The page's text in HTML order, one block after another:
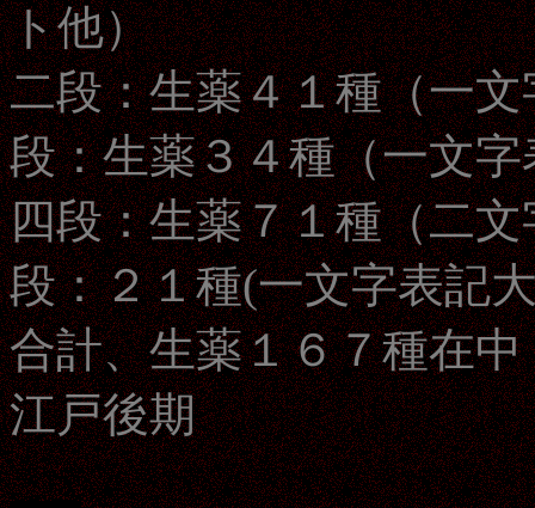
ト他）
二段：生薬４１種（一
段：生薬３４種（一文
四段：生薬７１種（二
段：２１種(一文字表記
合計、生薬１６７種在中
江戸後期